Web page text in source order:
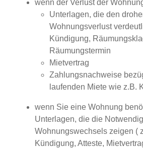
wenn der Verlust der
Unterlagen, die den
Wohnungsverlust
Kündigung,
Räumungstermin
Mietvertrag
Zahlungsnachweise
laufenden Miete wie z.B.
wenn Sie eine Wohnung
Unterlagen, die die
Wohnungswechsels zeigen (
Kündigung, Atteste,